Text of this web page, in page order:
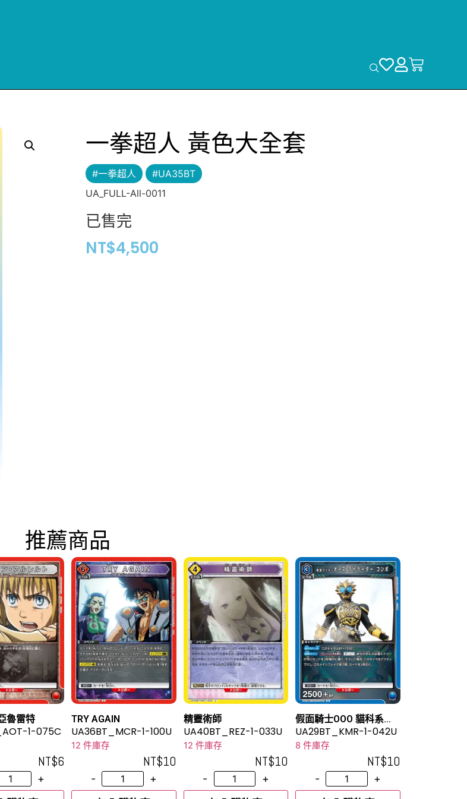
一拳超人 黃色大全套
#一拳超人
#UA35BT
UA_FULL-All-0011
已售完
NT$4,500
推薦商品
魯雷特
1-075C
NT$6
+
TRY AGAIN
UA36BT_MCR-1-100U
12 件庫存
NT$10
-
+
精靈術師
UA40BT_REZ-1-033U
12 件庫存
NT$10
-
+
假面騎士OOO 貓科系聯
組
UA29BT_KMR-1-042U
8 件庫存
NT$10
-
+